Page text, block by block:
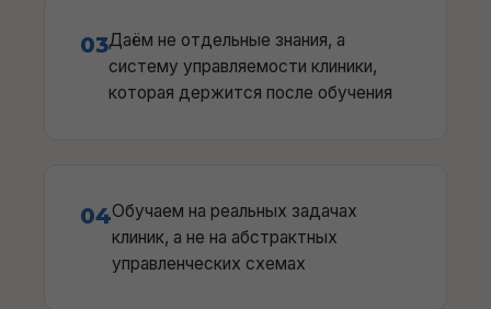
03Даём не отдельные знания, а
систему управляемости клиники,
которая держится после обучения
04Обучаем на реальных задачах
клиник, а не на абстрактных
управленческих схемах